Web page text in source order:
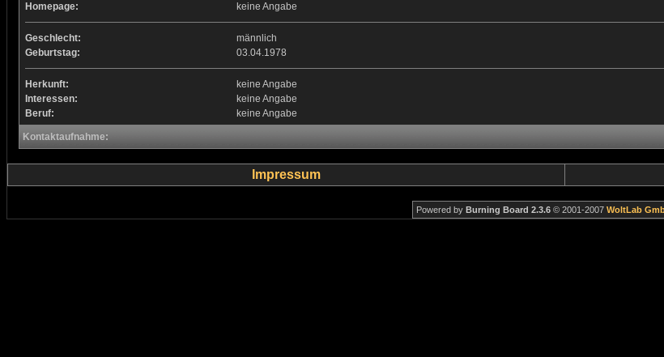
Homepage:
keine Angabe
Geschlecht:
männlich
Geburtstag:
03.04.1978
Herkunft:
keine Angabe
Interessen:
keine Angabe
Beruf:
keine Angabe
Kontaktaufnahme:
Impressum
Powered by Burning Board 2.3.6 © 2001-2007 WoltLab